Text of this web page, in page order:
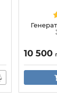
10 500